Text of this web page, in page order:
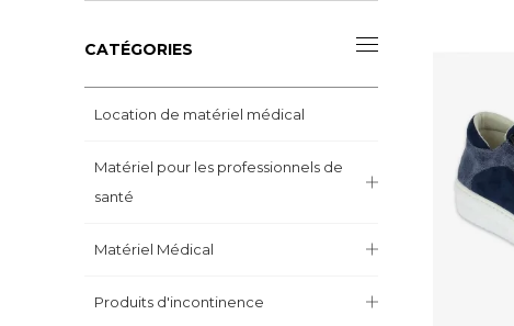
CATÉGORIES
Location de matériel médical
Matériel pour les professionnels de
santé
Matériel Médical
Produits d'incontinence